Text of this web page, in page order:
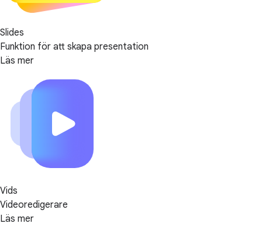
Slides
Funktion för att skapa presentation
Läs mer
Vids
Videoredigerare
Läs mer